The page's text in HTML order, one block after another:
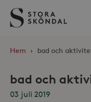
Stora
Sköndal
Hem › bad och
bad och
03 juli 2019